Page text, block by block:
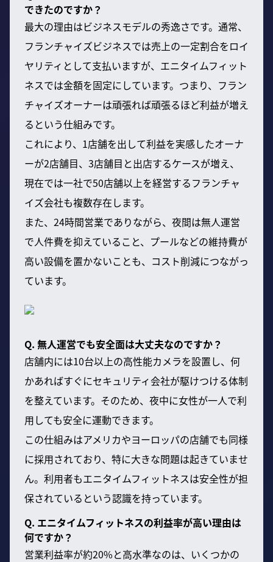
できたのですか？
最大の理由はビジネスモデルの秀逸さです。通常、
フランチャイズビジネスでは売上の一定割合をロイ
ヤリティとして支払いますが、エニタイムフィット
ネスでは金額を固定にしています。つまり、フラン
チャイズオーナーは頑張れば頑張るほど利益が増え
るという仕組みです。
これにより、1店舗を出して利益を実感したオーナ
ーが2店舗目、3店舗目と出店するケースが増え、
現在では一社で50店舗以上を経営するフランチャ
イズ会社も複数存在します。
また、24時間営業でありながら、夜間は無人運営
で人件費を抑えていること、プールなどの維持費が
高い設備を置かないことも、コスト削減につながっ
ています。
Q. 無人運営でも安全面は大丈夫なのですか？
店舗内には10台以上の高性能カメラを設置し、何
かあればすぐにセキュリティ会社が駆けつける体制
を整えています。そのため、夜中に女性が一人で利
用しても安全に運動できます。
この仕組みはアメリカやヨーロッパの店舗でも同様
に採用されており、特に大きな問題は起きていませ
ん。利用者もエニタイムフィットネスは安全性が担
保されているという認識を持っています。
Q. エニタイムフィットネスの利益率が高い理由は
何ですか？
営業利益率が約20%と高水準なのは、いくつかの